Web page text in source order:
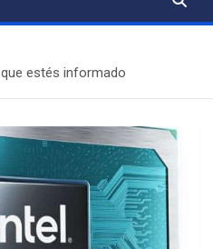
estés informado